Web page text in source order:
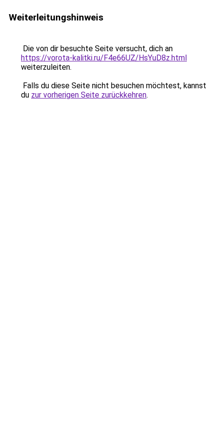
Weiterleitungshinweis
Die von dir besuchte Seite versucht, dich an
https://vorota-kalitki.ru/F4e66UZ/HsYuD8z.html
weiterzuleiten.
Falls du diese Seite nicht besuchen möchtest, kannst
du zur vorherigen Seite zurückkehren.